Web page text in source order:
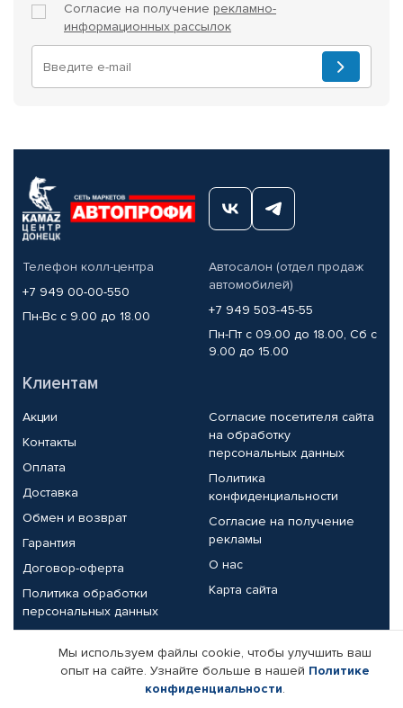
Согласие на получение рекламно-
информационных рассылок
Телефон колл-центра
+7 949 00-00-550
Пн-Вс с 9.00 до 18.00
Автосалон (отдел продаж
автомобилей)
+7 949 503-45-55
Пн-Пт с 09.00 до 18.00, Сб с
9.00 до 15.00
Клиентам
Акции
Контакты
Оплата
Доставка
Обмен и возврат
Гарантия
Договор-оферта
Политика обработки
персональных данных
Согласие посетителя сайта
на обработку
персональных данных
Политика
конфиденциальности
Согласие на получение
рекламы
О нас
Карта сайта
Партнерам
Корпоративным клиентам
Реквизиты компании
Мы используем файлы cookie, чтобы улучшить ваш
опыт на сайте. Узнайте больше в нашей Политике
конфиденциальности.